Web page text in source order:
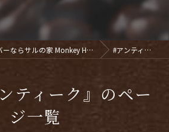
東京都中野のカフェバーならサルの家 Monkey House #アンティーク
ティーク』のペー
ジ一覧